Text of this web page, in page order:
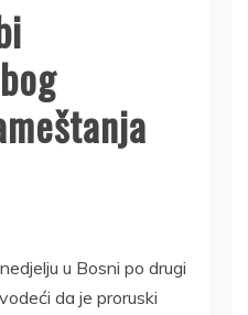
u Bosni po drugi
da je proruski